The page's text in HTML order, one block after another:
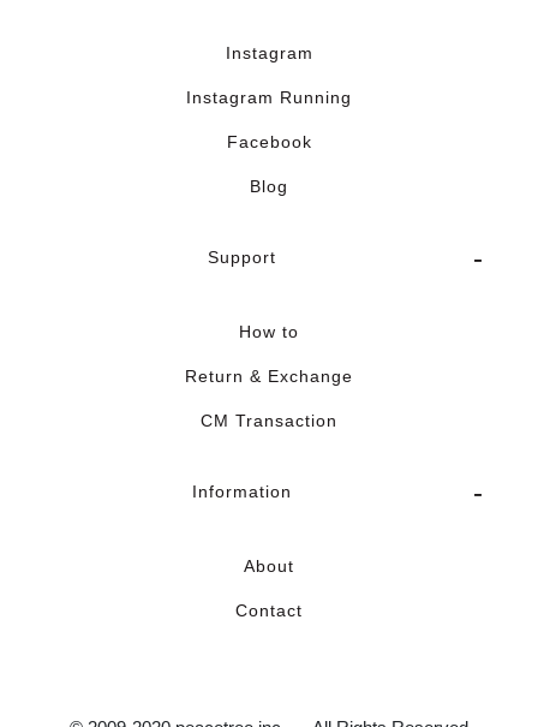
Instagram
Instagram Running
Facebook
Blog
Support
How to
Return & Exchange
CM Transaction
Information
About
Contact